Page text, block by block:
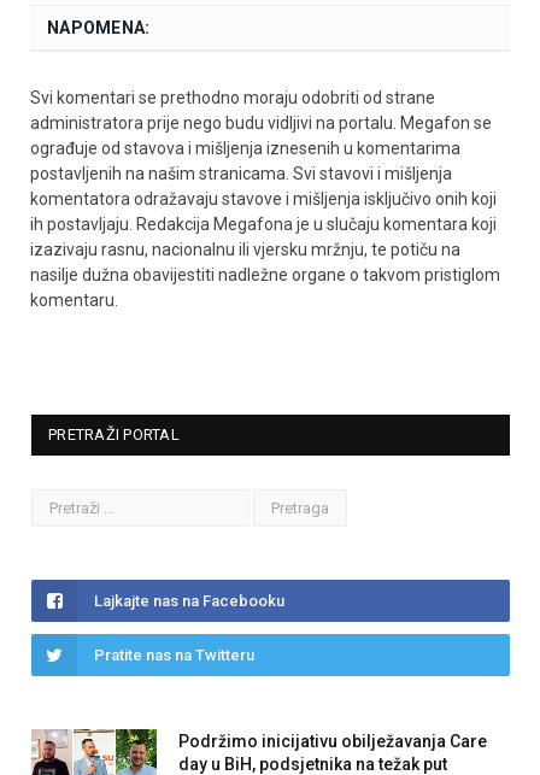
NAPOMENA:
Svi komentari se prethodno moraju odobriti od strane
administratora prije nego budu vidljivi na portalu. Megafon se
ograđuje od stavova i mišljenja iznesenih u komentarima
postavljenih na našim stranicama. Svi stavovi i mišljenja
komentatora odražavaju stavove i mišljenja isključivo onih koji
ih postavljaju. Redakcija Megafona je u slučaju komentara koji
izazivaju rasnu, nacionalnu ili vjersku mržnju, te potiču na
nasilje dužna obavijestiti nadležne organe o takvom pristiglom
komentaru.
PRETRAŽI PORTAL
Lajkajte nas na Facebooku
Pratite nas na Twitteru
Podržimo inicijativu obilježavanja Care
day u BiH, podsjetnika na težak put